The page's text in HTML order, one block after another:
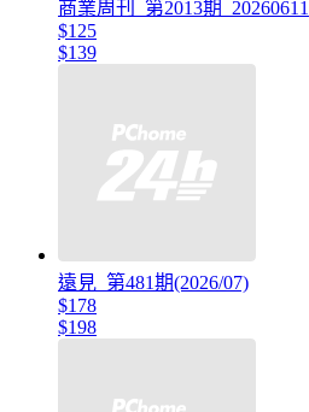
商業周刊_第2013期_20260611
$125
$139
遠見_第481期(2026/07)
$178
$198